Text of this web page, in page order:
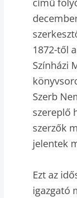
című
1872-től
Színházi
Szerb
szereplő
szerzők
jelentek
Ezt az
igazgató